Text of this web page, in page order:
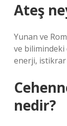
Ateş
Yunan ve
ve
enerji,
nedir?